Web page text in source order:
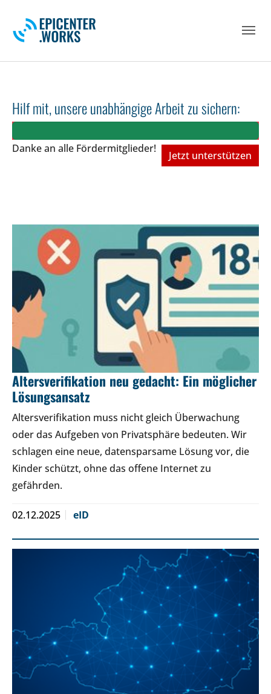
Hilf mit, unsere unabhängige Arbeit zu sichern:
Danke an alle Fördermitglieder!
Jetzt unterstützen
Altersverifikation neu gedacht: Ein möglicher
Lösungsansatz
Altersverifikation muss nicht gleich Überwachung
oder das Aufgeben von Privatsphäre bedeuten. Wir
schlagen eine neue, datensparsame Lösung vor, die
Kinder schützt, ohne das offene Internet zu
gefährden.
02.12.2025 eID